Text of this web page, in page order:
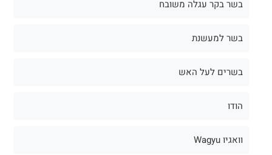
בשר בקר עגלה משובח
בשר למעשנת
בשרים לעל האש
הודו
וואגיו Wagyu